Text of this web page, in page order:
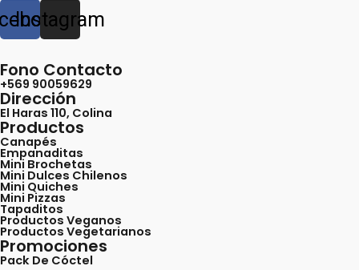
Instagram
Fono Contacto
+569 90059629
Dirección
El Haras 110, Colina
Productos
Canapés
Empanaditas
Mini Brochetas
Mini Dulces Chilenos
Mini Quiches
Mini Pizzas
Tapaditos
Productos Veganos
Productos Vegetarianos
Promociones
Pack De Cóctel